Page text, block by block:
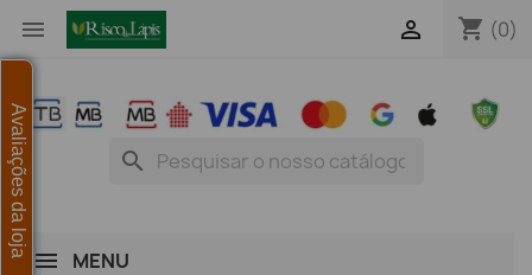
 shopping_cart (0)

search
MENU
Avaliações da loja